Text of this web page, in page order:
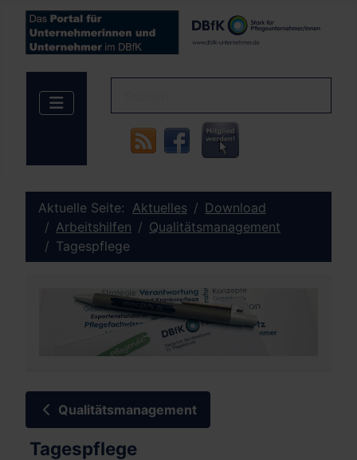
Aktuelle Seite: Aktuelles
Download
Arbeitshilfen
Qualitätsmanagement
Tagespflege
Qualitätsmanagement
Tagespflege